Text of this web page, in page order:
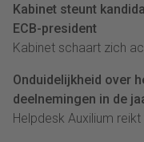
Kabinet steunt
ECB-president
Kabinet schaart zich
Onduidelijkheid over
deelnemingen in de
Helpdesk Auxilium